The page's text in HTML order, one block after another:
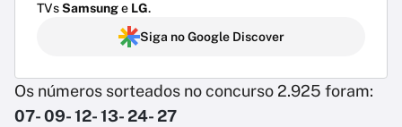
TVsSamsunge LG.
Siga no Google Discover
Os números sorteados no concurso 2.925 foram:
07- 09- 12- 13- 24- 27